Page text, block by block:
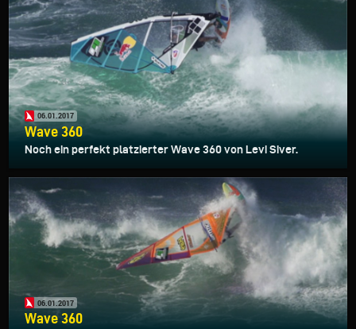
06.01.2017
Wave 360
Noch ein perfekt platzierter Wave 360 von Levi Siver.
06.01.2017
Wave 360